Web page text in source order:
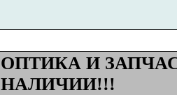
ОПТИКА И
НАЛИЧИИ!!!